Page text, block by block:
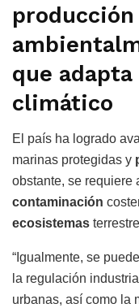
que
climático
El país ha logrado
marinas protegidas y
obstante, se requiere
contaminación
ecosistemas
“Igualmente, se
la regulación
urbanas, así como la